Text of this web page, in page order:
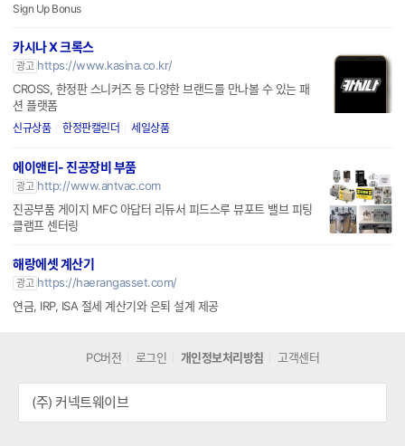
Sign Up Bonus
카시나 X 크록스
광고 https://www.kasina.co.kr/
CROSS, 한정판 스니커즈 등 다양한 브랜드를 만나볼 수 있는 패
션 플랫폼
신규상품 한정판캘린더 세일상품
에이앤티- 진공장비 부품
광고 http://www.antvac.com
진공부품 게이지 MFC 아답터 리듀서 피드스루 뷰포트 밸브 피팅
클램프 센터링
해랑에셋 계산기
광고 https://haerangasset.com/
연금, IRP, ISA 절세 계산기와 은퇴 설계 제공
PC버전 로그인 개인정보처리방침 고객센터
(주) 커넥트웨이브